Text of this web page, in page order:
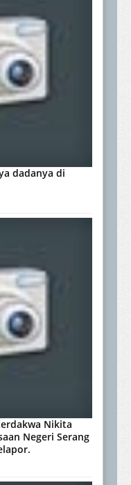
dadanya di
Nikita
Negeri Serang